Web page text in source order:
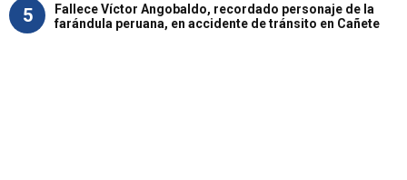
5
Fallece Víctor Angobaldo, recordado personaje de la
farándula peruana, en accidente de tránsito en Cañete